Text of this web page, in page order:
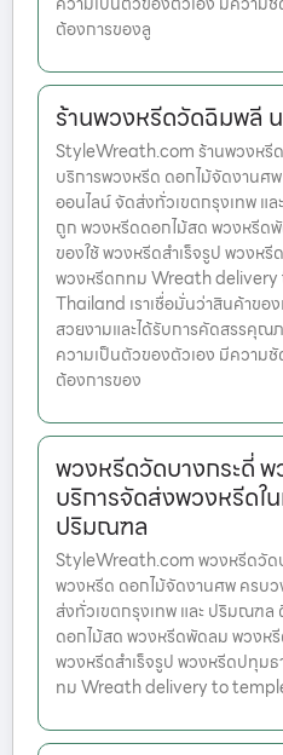
ต้องการของลู
ร้านพวงหรีดวัดฉิมพลี
StyleWreath.com ร้านพวงหรี
บริการพวงหรีด ดอกไม้จัดงานศ
ออนไลน์ จัดส่งทั่วเขตกรุงเทพ แ
ถูก พวงหรีดดอกไม้สด พวงหรีด
ของใช้ พวงหรีดสำเร็จรูป พวงห
พวงหรีดกทม Wreath
Thailand เราเชื่อมั่นว่าสินค้าขอ
สวยงามและได้รับการคัดสรรคุ
ความเป็นตัวของตัวเอง มีความ
ต้องการของ
พวงหรีดวัดบางกระดี่
บริการจัดส่งพวงหรีดใ
ปริมณฑล
StyleWreath.com พวงหรีดวัด
พวงหรีด ดอกไม้จัดงานศพ ครบ
ส่งทั่วเขตกรุงเทพ และ ปริมณฑล
ดอกไม้สด พวงหรีดพัดลม พวงห
พวงหรีดสำเร็จรูป พวงหรีดปทุม
ทม Wreath delivery to